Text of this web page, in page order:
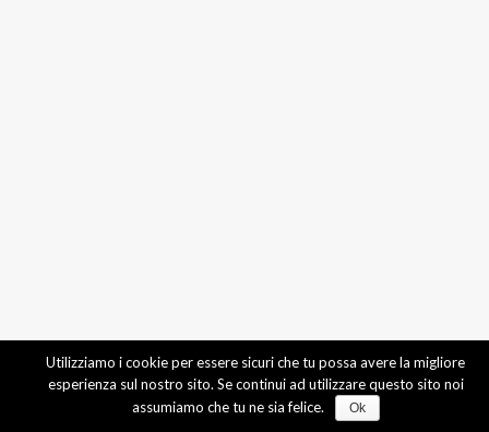
Utilizziamo i cookie per essere sicuri che tu possa avere la migliore
esperienza sul nostro sito. Se continui ad utilizzare questo sito noi
assumiamo che tu ne sia felice.
Ok